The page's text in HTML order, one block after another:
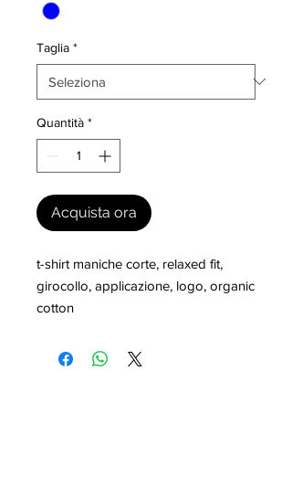
Taglia *
Quantità *
Acquista ora
t-shirt maniche corte, relaxed fit,
girocollo, applicazione, logo, organic
cotton